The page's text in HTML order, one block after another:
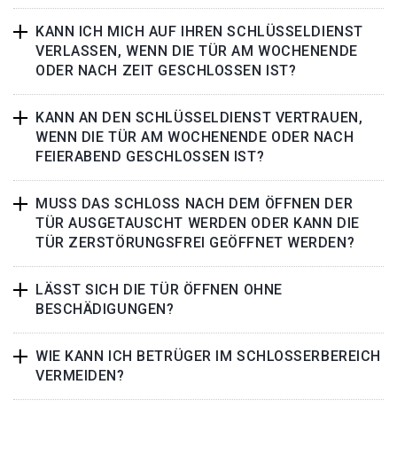
KANN ICH MICH AUF IHREN SCHLÜSSELDIENST
VERLASSEN, WENN DIE TÜR AM WOCHENENDE
ODER NACH ZEIT GESCHLOSSEN IST?
KANN AN DEN SCHLÜSSELDIENST VERTRAUEN,
WENN DIE TÜR AM WOCHENENDE ODER NACH
FEIERABEND GESCHLOSSEN IST?
MUSS DAS SCHLOSS NACH DEM ÖFFNEN DER
TÜR AUSGETAUSCHT WERDEN ODER KANN DIE
TÜR ZERSTÖRUNGSFREI GEÖFFNET WERDEN?
LÄSST SICH DIE TÜR ÖFFNEN OHNE
BESCHÄDIGUNGEN?
WIE KANN ICH BETRÜGER IM SCHLOSSERBEREICH
VERMEIDEN?